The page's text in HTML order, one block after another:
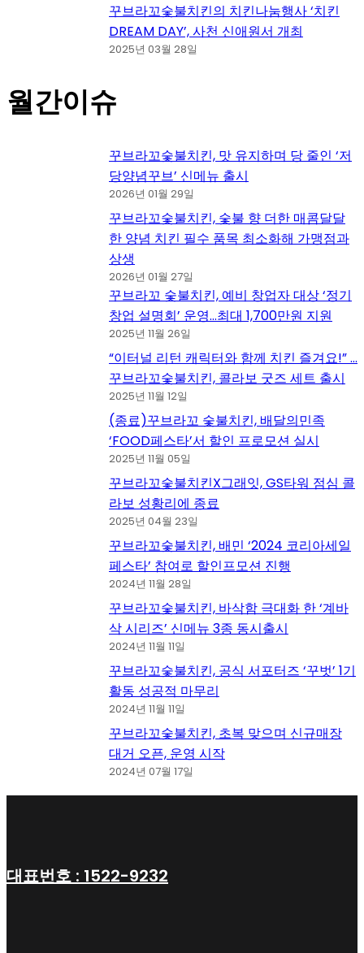
꾸브라꼬숯불치킨의 치킨나눔행사 ‘치킨
DREAM DAY’, 사천 신애원서 개최
2025년 03월 28일
월간이슈
꾸브라꼬숯불치킨, 맛 유지하며 당 줄인 ‘저
당양념꾸브’ 신메뉴 출시
2026년 01월 29일
꾸브라꼬숯불치킨, 숯불 향 더한 매콤달달
한 양념 치킨 필수 품목 최소화해 가맹점과
상생
2026년 01월 27일
꾸브라꼬 숯불치킨, 예비 창업자 대상 ‘정기
창업 설명회’ 운영…최대 1,700만원 지원
2025년 11월 26일
“이터널 리턴 캐릭터와 함께 치킨 즐겨요!” …
꾸브라꼬숯불치킨, 콜라보 굿즈 세트 출시
2025년 11월 12일
(종료)꾸브라꼬 숯불치킨, 배달의민족
‘FOOD페스타’서 할인 프로모션 실시
2025년 11월 05일
꾸브라꼬숯불치킨X그래잇, GS타워 점심 콜
라보 성황리에 종료
2025년 04월 23일
꾸브라꼬숯불치킨, 배민 ‘2024 코리아세일
페스타’ 참여로 할인프모션 진행
2024년 11월 28일
꾸브라꼬숯불치킨, 바삭함 극대화 한 ‘계바
삭 시리즈’ 신메뉴 3종 동시출시
2024년 11월 11일
꾸브라꼬숯불치킨, 공식 서포터즈 ‘꾸벗’ 1기
활동 성공적 마무리
2024년 11월 11일
꾸브라꼬숯불치킨, 초복 맞으며 신규매장
대거 오픈, 운영 시작
2024년 07월 17일
대표번호 : 1522-9232